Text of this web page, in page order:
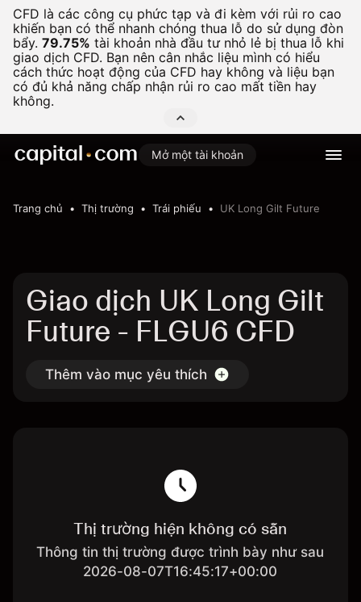
CFD là các công cụ phức tạp và đi kèm với rủi ro cao
khiến bạn có thể nhanh chóng thua lỗ do sử dụng đòn
bẩy. 79.75% tài khoản nhà đầu tư nhỏ lẻ bị thua lỗ khi
giao dịch CFD. Bạn nên cân nhắc liệu mình có hiểu
cách thức hoạt động của CFD hay không và liệu bạn
có đủ khả năng chấp nhận rủi ro cao mất tiền hay
không.
Mở một tài khoản
Trang chủ Thị trường Trái phiếu UK Long Gilt Future
Giao dịch UK Long Gilt
Future - FLGU6 CFD
Thêm vào mục yêu thích
Thị trường hiện không có sẵn
Thông tin thị trường được trình bày như sau
2026-08-07T16:45:17+00:00